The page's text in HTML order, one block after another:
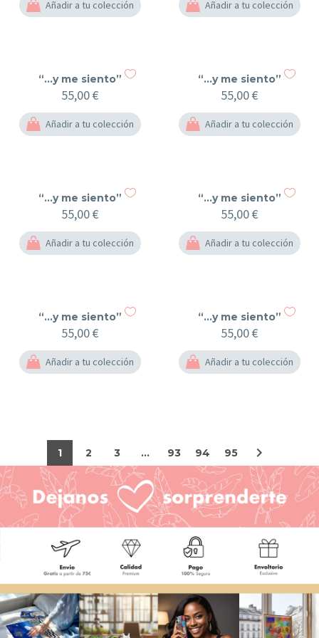
elegir
en
Añadir a tu colección Añadir a tu colección
“…y me siento”
55,00€
Añadir a tu colección
“…y me siento”
55,00€
Añadir a tu colección
“…y me siento”
55,00€
Añadir a tu colección
“…y me siento”
55,00€
Añadir a tu colección
“…y me siento”
55,00€
Añadir a tu colección
“…y me siento”
55,00€
Añadir a tu colección
1 2 3 ... 93 94 95